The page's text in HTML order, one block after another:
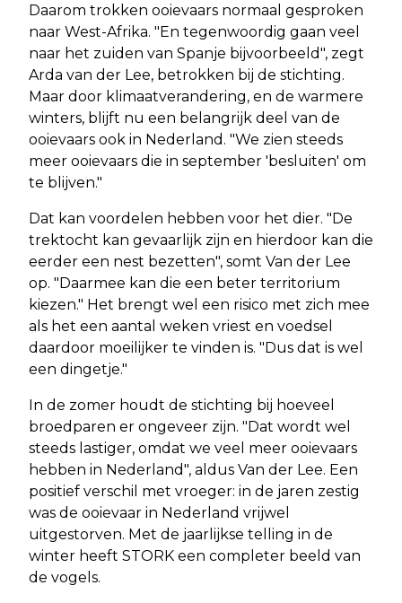
Daarom trokken ooievaars normaal gesproken
naar West-Afrika. "En tegenwoordig gaan veel
naar het zuiden van Spanje bijvoorbeeld", zegt
Arda van der Lee, betrokken bij de stichting.
Maar door klimaatverandering, en de warmere
winters, blijft nu een belangrijk deel van de
ooievaars ook in Nederland. "We zien steeds
meer ooievaars die in september 'besluiten' om
te blijven."
Dat kan voordelen hebben voor het dier. "De
trektocht kan gevaarlijk zijn en hierdoor kan die
eerder een nest bezetten", somt Van der Lee
op. "Daarmee kan die een beter territorium
kiezen." Het brengt wel een risico met zich mee
als het een aantal weken vriest en voedsel
daardoor moeilijker te vinden is. "Dus dat is wel
een dingetje."
In de zomer houdt de stichting bij hoeveel
broedparen er ongeveer zijn. "Dat wordt wel
steeds lastiger, omdat we veel meer ooievaars
hebben in Nederland", aldus Van der Lee. Een
positief verschil met vroeger: in de jaren zestig
was de ooievaar in Nederland vrijwel
uitgestorven. Met de jaarlijkse telling in de
winter heeft STORK een completer beeld van
de vogels.